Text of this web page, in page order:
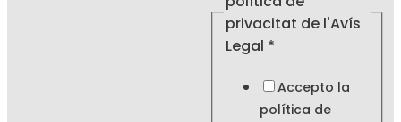
privacitat de l'Avís
Legal *
Accepto la
política de